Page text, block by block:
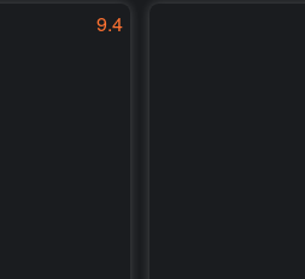
9.4